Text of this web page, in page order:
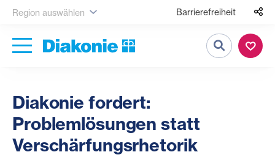
Region auswählen Barrierefreiheit
Suche
Diakonie fordert:
Problemlösungen statt
Verschärfungsrhetorik